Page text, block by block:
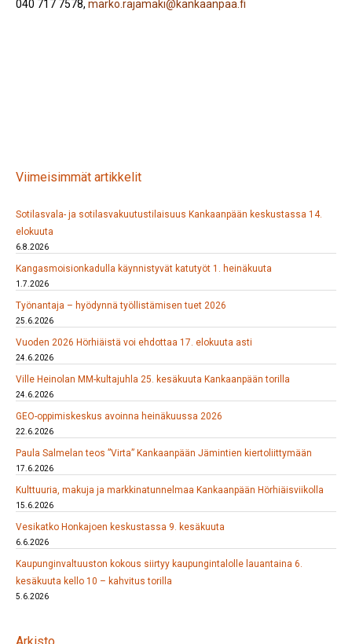
040 717 7578, marko.rajamaki@kankaanpaa.fi
Viimeisimmät artikkelit
Sotilasvala- ja sotilasvakuutustilaisuus Kankaanpään keskustassa 14.
elokuuta
6.8.2026
Kangasmoisionkadulla käynnistyvät katutyöt 1. heinäkuuta
1.7.2026
Työnantaja – hyödynnä työllistämisen tuet 2026
25.6.2026
Vuoden 2026 Hörhiäistä voi ehdottaa 17. elokuuta asti
24.6.2026
Ville Heinolan MM-kultajuhla 25. kesäkuuta Kankaanpään torilla
24.6.2026
GEO-oppimiskeskus avoinna heinäkuussa 2026
22.6.2026
Paula Salmelan teos ”Virta” Kankaanpään Jämintien kiertoliittymään
17.6.2026
Kulttuuria, makuja ja markkinatunnelmaa Kankaanpään Hörhiäisviikolla
15.6.2026
Vesikatko Honkajoen keskustassa 9. kesäkuuta
6.6.2026
Kaupunginvaltuuston kokous siirtyy kaupungintalolle lauantaina 6.
kesäkuuta kello 10 – kahvitus torilla
5.6.2026